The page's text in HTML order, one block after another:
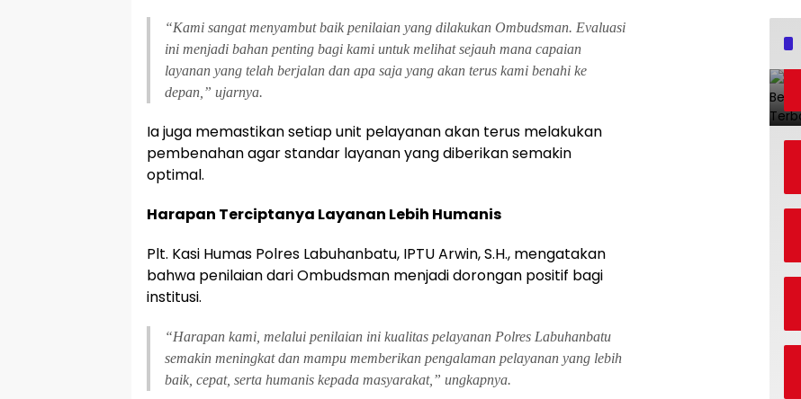
“Kami sangat menyambut baik penilaian yang dilakukan Ombudsman. Evaluasi
ini menjadi bahan penting bagi kami untuk melihat sejauh mana capaian
layanan yang telah berjalan dan apa saja yang akan terus kami benahi ke
depan,” ujarnya.
Ia juga memastikan setiap unit pelayanan akan terus melakukan
pembenahan agar standar layanan yang diberikan semakin
optimal.
Harapan Terciptanya Layanan Lebih Humanis
Plt. Kasi Humas Polres Labuhanbatu, IPTU Arwin, S.H., mengatakan
bahwa penilaian dari Ombudsman menjadi dorongan positif bagi
institusi.
“Harapan kami, melalui penilaian ini kualitas pelayanan Polres Labuhanbatu
semakin meningkat dan mampu memberikan pengalaman pelayanan yang lebih
baik, cepat, serta humanis kepada masyarakat,” ungkapnya.